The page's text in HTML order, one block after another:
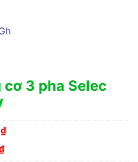
cơ 3 pha Selec
₫